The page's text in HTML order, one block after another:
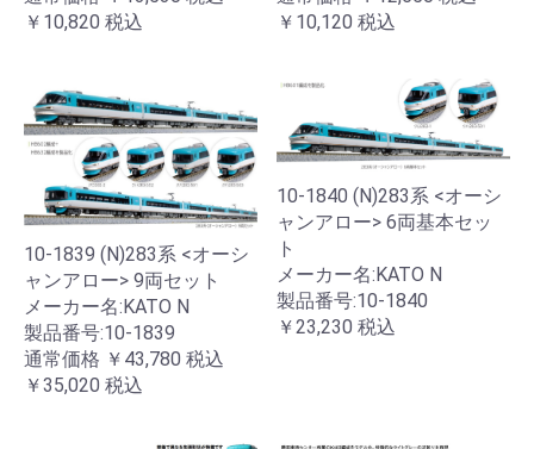
￥10,820 税込
￥10,120 税込
10-1839 (N)283系 <オーシ
ャンアロー> 9両セット
メーカー名:KATO N
製品番号:10-1839
通常価格 ￥43,780 税込
￥35,020 税込
10-1840 (N)283系 <オーシ
ャンアロー> 6両基本セッ
ト
メーカー名:KATO N
製品番号:10-1840
￥23,230 税込